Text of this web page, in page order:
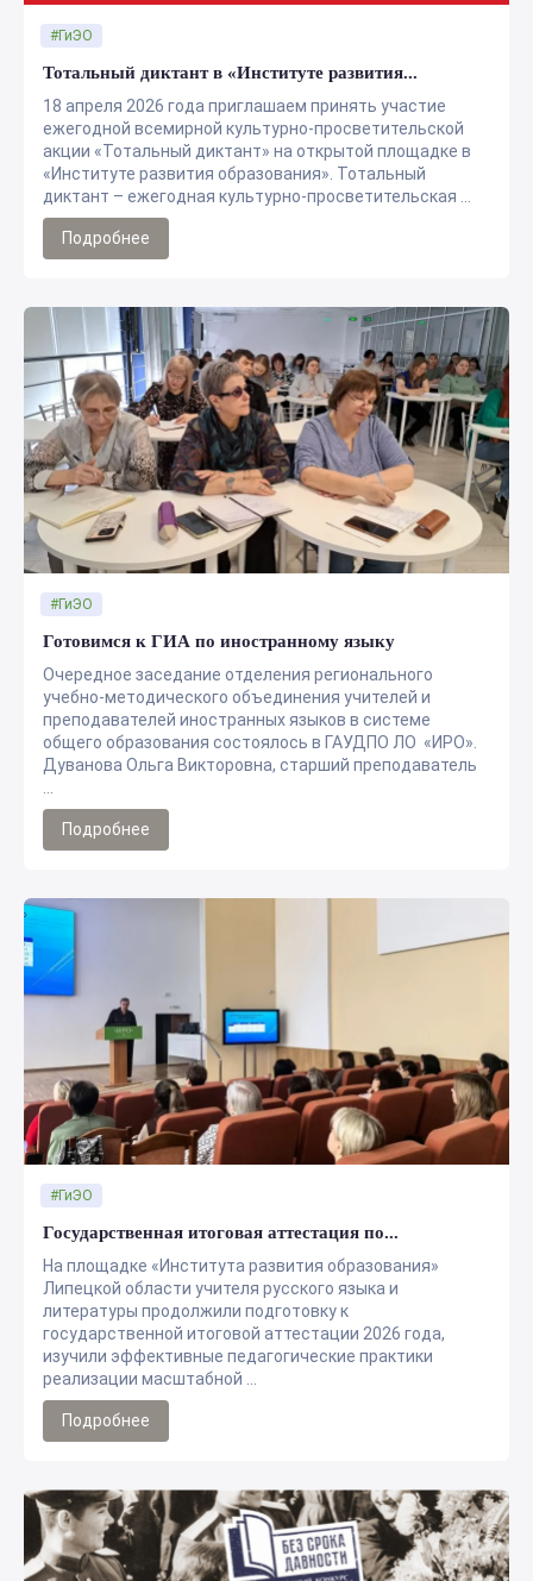
Тотальный диктант в «Институте развития...
18 апреля 2026 года приглашаем принять участие
ежегодной всемирной культурно-просветительской
акции «Тотальный диктант» на открытой площадке в
«Институте развития образования». Тотальный
диктант – ежегодная культурно-просветительская ...
#ГиЭО
Подробнее
Готовимся к ГИА по иностранному языку
Очередное заседание отделения регионального
учебно-методического объединения учителей и
преподавателей иностранных языков в системе
общего образования состоялось в ГАУДПО ЛО «ИРО».
Дуванова Ольга Викторовна, старший преподаватель
#ГиЭО
Подробнее
Государственная итоговая аттестация по...
На площадке «Института развития образования»
Липецкой области учителя русского языка и
литературы продолжили подготовку к
государственной итоговой аттестации 2026 года,
изучили эффективные педагогические практики
реализации масштабной ...
#ГиЭО
Подробнее